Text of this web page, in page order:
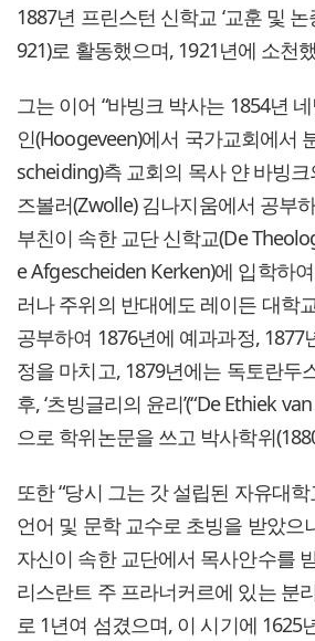
1887년 프린스턴 신학교 ‘교훈 및 논
921)로 활동했으며, 1921년에 소천
그는 이어 “바빙크 박사는 1854년
인(Hoogeveen)에서 국가교회에서
scheiding)측 교회의 목사 얀 바빙
즈볼러(Zwolle) 김나지움에서 공부
부친이 속한 교단 신학교(De
e Afgescheiden Kerken)에 입학하
러나 주위의 반대에도 레이든 대학
공부하여 1876년에 예과과정, 1877
정을 마치고, 1879년에는 독토란두
후, ‘츠빙글리의 윤리’(“De Ethiek
으로 학위논문을 쓰고 박사학위
또한 “당시 그는 갓 설립된 자유대
언어 및 문학 교수로 초빙을 받았으
자신이 속한 교단에서 목사안수를
리스란트 주 프라너커르에 있는 분
로 1년여 섬겼으며, 이 시기에 1625